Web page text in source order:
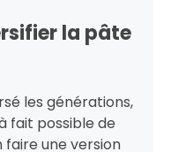
la pâte
les générations,
fait possible de
une version